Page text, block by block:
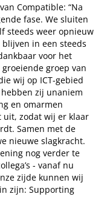
Compatible: “Na
fase. We sluiten
steeds weer opnieuw
in een steeds
voor het
groep van
wij op ICT-gebied
zij unaniem
en omarmen
uit, zodat wij er klaar
Samen met de
nieuwe slagkracht.
nog verder te
- vanaf nu
zijde kunnen wij
zijn: Supporting